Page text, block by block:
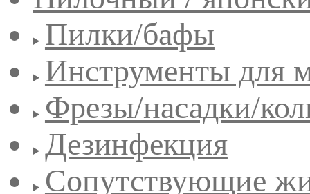
Пилки/бафы
Инструменты для
Фрезы/насадки/
Дезинфекция
Сопутствующие